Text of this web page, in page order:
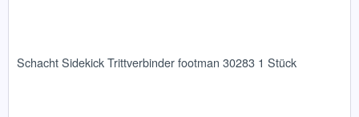
Schacht Sidekick Trittverbinder footman 30283 1 Stück